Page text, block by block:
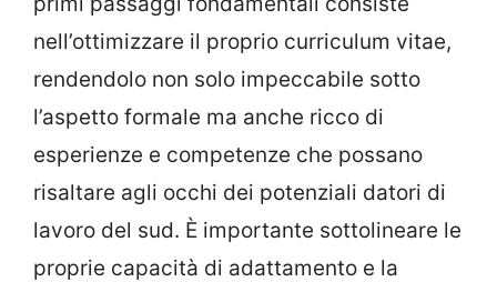
nell’ottimizzare il proprio curriculum vitae,
rendendolo non solo impeccabile sotto
l’aspetto formale ma anche ricco di
esperienze e competenze che possano
risaltare agli occhi dei potenziali datori di
lavoro del sud. È importante sottolineare le
proprie capacità di adattamento e la